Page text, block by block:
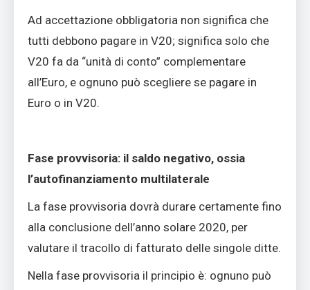
Ad accettazione obbligatoria non significa che
tutti debbono pagare in V20; significa solo che
V20 fa da “unità di conto” complementare
all’Euro, e ognuno può scegliere se pagare in
Euro o in V20.
Fase provvisoria: il saldo negativo, ossia
l’autofinanziamento multilaterale
La fase provvisoria dovrà durare certamente fino
alla conclusione dell’anno solare 2020, per
valutare il tracollo di fatturato delle singole ditte.
Nella fase provvisoria il principio è: ognuno può